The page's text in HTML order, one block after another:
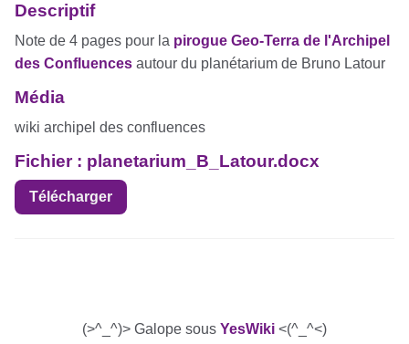
Descriptif
Note de 4 pages pour la pirogue Geo-Terra de l'Archipel
des Confluences autour du planétarium de Bruno Latour
Média
wiki archipel des confluences
Fichier : planetarium_B_Latour.docx
Télécharger
(>^_^)> Galope sous YesWiki <(^_^<)